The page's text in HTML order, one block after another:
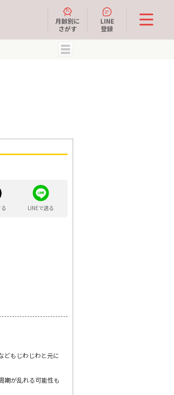
月齢別に
さがす
LINE
登録
LINEで送る
どもじわじわと元に
期が乱れる可能性も